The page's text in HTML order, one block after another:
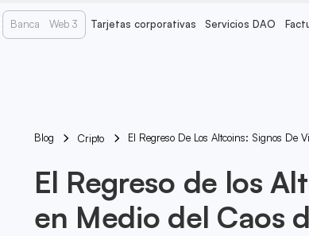
Banca Web 3 Tarjetas corporativas Servicios DAO
Blog Cripto El Regreso De Los Altcoins: Signos De
El Regreso de los
en Medio del Caos